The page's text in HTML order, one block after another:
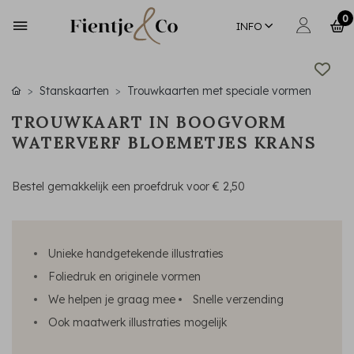
INFO
0
Stanskaarten Trouwkaarten met speciale vormen
TROUWKAART IN BOOGVORM
WATERVERF BLOEMETJES KRANS
Bestel gemakkelijk een proefdruk voor€ 2,50
Unieke handgetekende illustraties
Foliedruk en originele vormen
We helpen je graag mee
Snelle verzending
Ook maatwerk illustraties mogelijk